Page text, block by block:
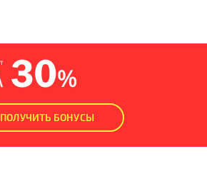
ПОЛУЧИТЬ БОНУСЫ